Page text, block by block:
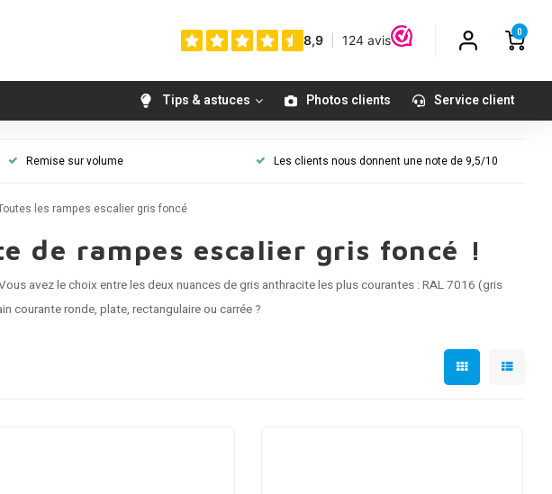
0
Tips & astuces Photos clients Service client
Remise sur volume Les clients nous donnent une note de 9,5/10
les rampes escalier gris foncé
de rampes escalier gris foncé !
avez le choix entre les deux nuances de gris anthracite les plus courantes : RAL 7016 (gris
courante ronde, plate, rectangulaire ou carrée ?